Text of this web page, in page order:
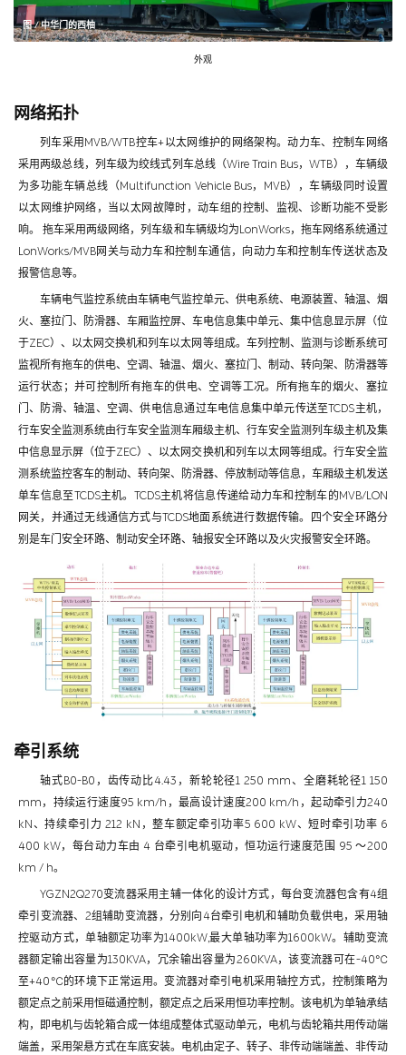
图 / 中华门的西柚
外观
网络拓扑
列车采用MVB/WTB控车+以太网维护的网络架构。动力车、控制车网络
采用两级总线，列车级为绞线式列车总线（Wire Train Bus，WTB），车辆级
为多功能车辆总线（Multifunction Vehicle Bus，MVB），车辆级同时设置
以太网维护网络，当以太网故障时，动车组的控制、监视、诊断功能不受影
响。 拖车采用两级网络，列车级和车辆级均为LonWorks，拖车网络系统通过
LonWorks/MVB网关与动力车和控制车通信，向动力车和控制车传送状态及
报警信息等。
车辆电气监控系统由车辆电气监控单元、供电系统、电源装置、轴温、烟
火、塞拉门、防滑器、车厢监控屏、车电信息集中单元、集中信息显示屏（位
于ZEC）、以太网交换机和列车以太网等组成。车列控制、监测与诊断系统可
监视所有拖车的供电、空调、轴温、烟火、塞拉门、制动、转向架、防滑器等
运行状态；并可控制所有拖车的供电、空调等工况。所有拖车的烟火、塞拉
门、防滑、轴温、空调、供电信息通过车电信息集中单元传送至TCDS主机，
行车安全监测系统由行车安全监测车厢级主机、行车安全监测列车级主机及集
中信息显示屏（位于ZEC）、以太网交换机和列车以太网等组成。行车安全监
测系统监控客车的制动、转向架、防滑器、停放制动等信息，车厢级主机发送
单车信息至TCDS主机。TCDS主机将信息传递给动力车和控制车的MVB/LON
网关，并通过无线通信方式与TCDS地面系统进行数据传输。四个安全环路分
别是车门安全环路、制动安全环路、轴报安全环路以及火灾报警安全环路。
牵引系统
轴式B0-B0，齿传动比4.43，新轮轮径1 250 mm、全磨耗轮径1 150
mm，持续运行速度95 km/h，最高设计速度200 km/h，起动牵引力240
kN、持续牵引力 212 kN，整车额定牵引功率5 600 kW、短时牵引功率 6
400 kW，每台动力车由 4 台牵引电机驱动，恒功运行速度范围 95 ～200
km / h。
YGZN2Q270变流器采用主辅一体化的设计方式，每台变流器包含有4组
牵引变流器、2组辅助变流器，分别向4台牵引电机和辅助负载供电，采用轴
控驱动方式，单轴额定功率为1400kW,最大单轴功率为1600kW。辅助变流
器额定输出容量为130KVA，冗余输出容量为260KVA，该变流器可在-40℃
至+40℃的环境下正常运用。变流器对牵引电机采用轴控方式，控制策略为
额定点之前采用恒磁通控制，额定点之后采用恒功率控制。该电机为单轴承结
构，即电机与齿轮箱合成一体组成整体式驱动单元，电机与齿轮箱共用传动端
端盖，采用架悬方式在车底安装。电机由定子、转子、非传动端端盖、非传动